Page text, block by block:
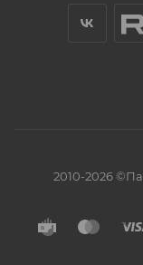
2010-2026